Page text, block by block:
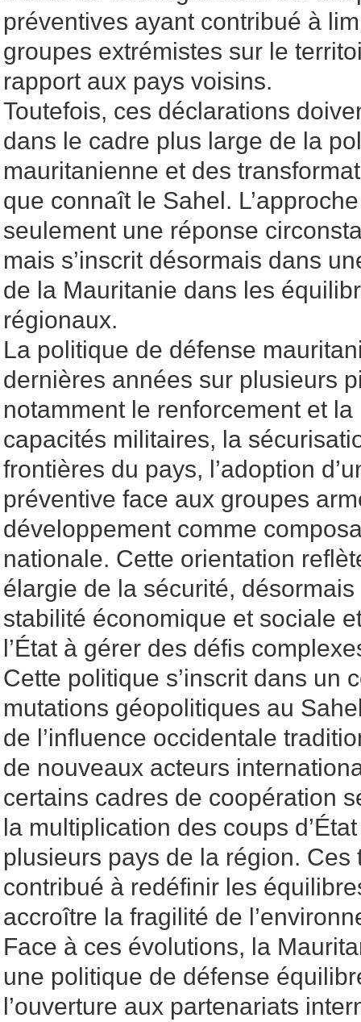
préventives ayant contribué à
groupes extrémistes sur le
rapport aux pays voisins.
Toutefois, ces déclarations
dans le cadre plus large de la
mauritanienne et des
que connaît le Sahel.
seulement une réponse
mais s’inscrit désormais dans
de la Mauritanie dans les
régionaux.
La politique de défense
dernières années sur plusieurs
notamment le renforcement et
capacités militaires, la
frontières du pays, l’adoption
préventive face aux groupes
développement comme
nationale. Cette orientation
élargie de la sécurité,
stabilité économique et sociale
l’État à gérer des défis
Cette politique s’inscrit dans un
mutations géopolitiques au
de l’influence occidentale
de nouveaux acteurs
certains cadres de coopération
la multiplication des coups
plusieurs pays de la région. Ces
contribué à redéfinir les
accroître la fragilité de
Face à ces évolutions, la
une politique de défense
l’ouverture aux partenariats